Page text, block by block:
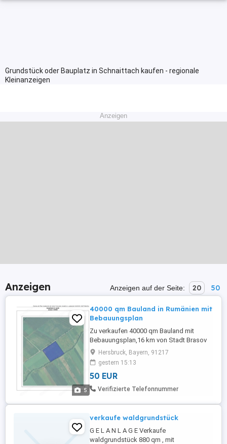
Grundstück oder Bauplatz in Schnaittach kaufen - regionale
Kleinanzeigen
Anzeigen
Anzeigen Anzeigen auf der Seite: 20 50
5
40000 qm Bauland in Rumänien mit
Bebauungsplan
Zu verkaufen 40000 qm Bauland mit
Bebauungsplan,16 km von Stadt Brasov
und 14 km von Flughafen Brasov-Ghimbav
entfernt. Das Baugrundstück liegt im
Radius Gemeinde Halchiu, Kreis Brasov
mit einer Straßenfront von 233 m bei
Kreisstraße (Dj) 112, zwischen Halchiu
...
Hersbruck, Bayern, 91217
gestern 15:13
50 EUR
Verifizierte Telefonnummer
verkaufe waldgrundstück
G E L A N L A G E Verkaufe
waldgrundstück 880 qm , mit